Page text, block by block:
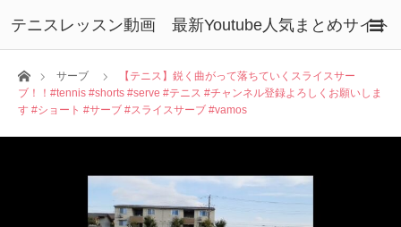
テニスレッスン動画 最新Youtube人気まとめサイト
ホームサーブ
【テニス】鋭く曲がって落ちていくスライスサー
ブ！！#tennis #shorts #serve #テニス #チャンネル登録よろしくお願いしま
す #ショート #サーブ #スライスサーブ #vamos